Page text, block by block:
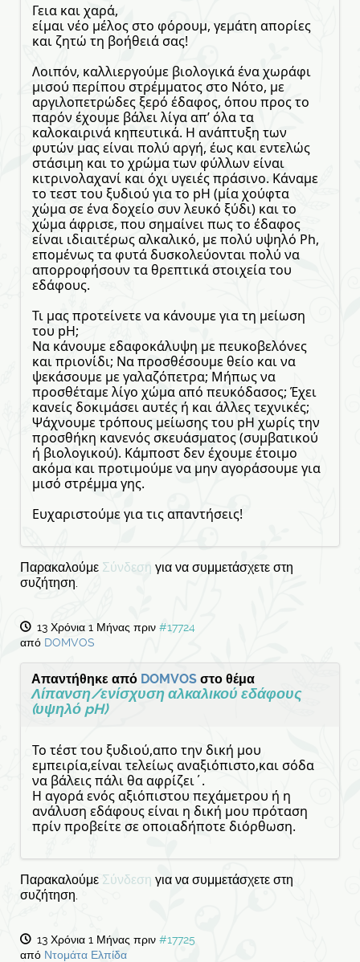
Γεια και χαρά,
είμαι νέο μέλος στο φόρουμ, γεμάτη απορίες
και ζητώ τη βοήθειά σας!
Λοιπόν, καλλιεργούμε βιολογικά ένα χωράφι
μισού περίπου στρέμματος στο Νότο, με
αργιλοπετρώδες ξερό έδαφος, όπου προς το
παρόν έχουμε βάλει λίγα απ’ όλα τα
καλοκαιρινά κηπευτικά. Η ανάπτυξη των
φυτών μας είναι πολύ αργή, έως και εντελώς
στάσιμη και το χρώμα των φύλλων είναι
κιτρινολαχανί και όχι υγειές πράσινο. Κάναμε
το τεστ του ξυδιού για το pH (μία χούφτα
χώμα σε ένα δοχείο συν λευκό ξύδι) και το
χώμα άφρισε, που σημαίνει πως το έδαφος
είναι ιδιαιτέρως αλκαλικό, με πολύ υψηλό Ph,
επομένως τα φυτά δυσκολεύονται πολύ να
απορροφήσουν τα θρεπτικά στοιχεία του
εδάφους.
Τι μας προτείνετε να κάνουμε για τη μείωση
του pH;
Να κάνουμε εδαφοκάλυψη με πευκοβελόνες
και πριονίδι; Να προσθέσουμε θείο και να
ψεκάσουμε με γαλαζόπετρα; Μήπως να
προσθέταμε λίγο χώμα από πευκόδασος; Έχει
κανείς δοκιμάσει αυτές ή και άλλες τεχνικές;
Ψάχνουμε τρόπους μείωσης του pH χωρίς την
προσθήκη κανενός σκευάσματος (συμβατικού
ή βιολογικού). Κάμποστ δεν έχουμε έτοιμο
ακόμα και προτιμούμε να μην αγοράσουμε για
μισό στρέμμα γης.
Ευχαριστούμε για τις απαντήσεις!
Παρακαλούμε Σύνδεση για να συμμετάσχετε στη
συζήτηση.
13 Χρόνια 1 Μήνας πριν #17724
από DOMVOS
Απαντήθηκε από DOMVOS στο θέμα
Λίπανση/ενίσχυση αλκαλικού εδάφους
(υψηλό pH)
Το τέστ του ξυδιού,απο την δική μου
εμπειρία,είναι τελείως αναξιόπιστο,και σόδα
να βάλεις πάλι θα αφρίζει΄.
Η αγορά ενός αξιόπιστου πεχάμετρου ή η
ανάλυση εδάφους είναι η δική μου πρόταση
πρίν προβείτε σε οποιαδήποτε διόρθωση.
Παρακαλούμε Σύνδεση για να συμμετάσχετε στη
συζήτηση.
13 Χρόνια 1 Μήνας πριν #17725
από Ντομάτα Ελπίδα